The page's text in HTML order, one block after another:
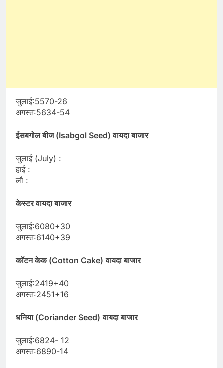
जुलाई:5570-26
अगस्त:5634-54
ईसबगोल बीज (Isabgol Seed) वायदा बाजार
जुलाई (July) :
हाई :
लौ :
केस्टर वायदा बाजार
जुलाई:6080+30
अगस्त:6140+39
कॉटन केक (Cotton Cake) वायदा बाजार
जुलाई:2419+40
अगस्त:2451+16
धनिया (Coriander Seed) वायदा बाजार
जुलाई:6824- 12
अगस्त:6890-14